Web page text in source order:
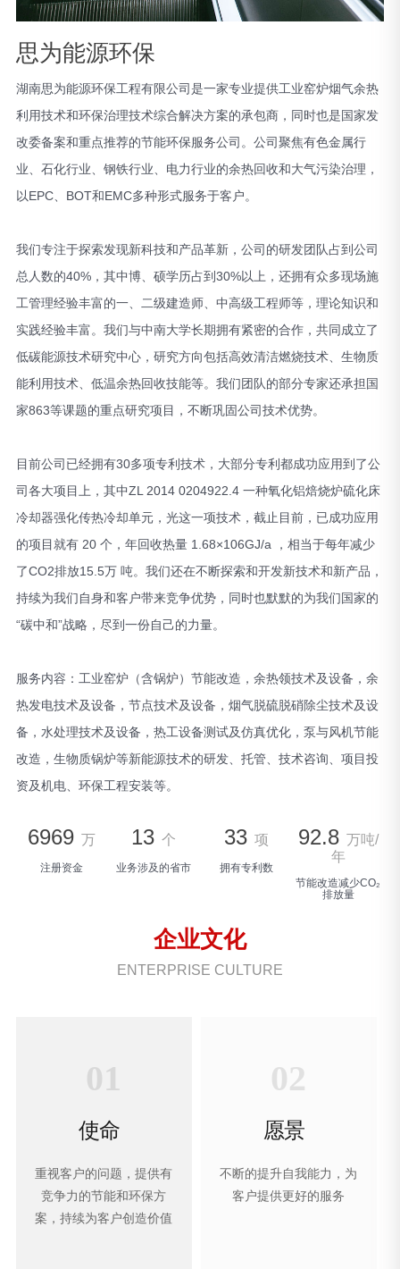
思为能源环保
湖南思为能源环保工程有限公司是一家专业提供工业窑炉烟气余热
利用技术和环保治理技术综合解决方案的承包商，同时也是国家发
改委备案和重点推荐的节能环保服务公司。公司聚焦有色金属行
业、石化行业、钢铁行业、电力行业的余热回收和大气污染治理，
以EPC、BOT和EMC多种形式服务于客户。
我们专注于探索发现新科技和产品革新，公司的研发团队占到公司
总人数的40%，其中博、硕学历占到30%以上，还拥有众多现场施
工管理经验丰富的一、二级建造师、中高级工程师等，理论知识和
实践经验丰富。我们与中南大学长期拥有紧密的合作，共同成立了
低碳能源技术研究中心，研究方向包括高效清洁燃烧技术、生物质
能利用技术、低温余热回收技能等。我们团队的部分专家还承担国
家863等课题的重点研究项目，不断巩固公司技术优势。
目前公司已经拥有30多项专利技术，大部分专利都成功应用到了公
司各大项目上，其中ZL 2014 0204922.4 一种氧化铝焙烧炉硫化床
冷却器强化传热冷却单元，光这一项技术，截止目前，已成功应用
的项目就有 20 个，年回收热量 1.68×106GJ/a ，相当于每年减少
了CO2排放15.5万 吨。我们还在不断探索和开发新技术和新产品，
持续为我们自身和客户带来竞争优势，同时也默默的为我们国家的
“碳中和”战略，尽到一份自己的力量。
服务内容：工业窑炉（含锅炉）节能改造，余热领技术及设备，余
热发电技术及设备，节点技术及设备，烟气脱硫脱硝除尘技术及设
备，水处理技术及设备，热工设备测试及仿真优化，泵与风机节能
改造，生物质锅炉等新能源技术的研发、托管、技术咨询、项目投
资及机电、环保工程安装等。
6969 万
注册资金
13 个
业务涉及的省市
33 项
拥有专利数
92.8 万吨/
年
节能改造减少CO₂
排放量
企业文化
ENTERPRISE CULTURE
01
使命
重视客户的问题，提供有
竞争力的节能和环保方
案，持续为客户创造价值
02
愿景
不断的提升自我能力，为
客户提供更好的服务